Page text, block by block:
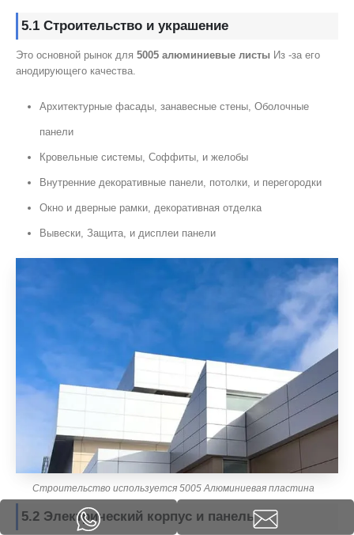
5.1 Строительство и украшение
Это основной рынок для 5005 алюминиевые листы Из -за его
анодирующего качества.
Архитектурные фасады, занавесные стены, Оболочные
панели
Кровельные системы, Соффиты, и желобы
Внутренние декоративные панели, потолки, и перегородки
Окно и дверные рамки, декоративная отделка
Вывески, Защита, и дисплеи панели
Строительство используется 5005 Алюминиевая пластина
5.2 Электрический корпус и панель